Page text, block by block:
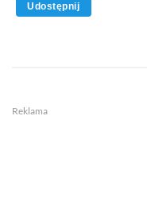
Udostępnij
Reklama